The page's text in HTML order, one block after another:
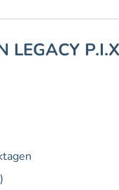
LEGACY